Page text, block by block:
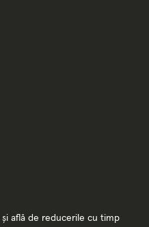
și află de reducerile cu timp